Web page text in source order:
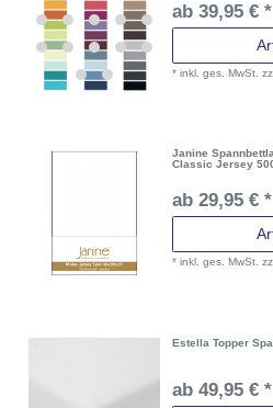
ab 39,95 € *
*inkl. ges. MwSt.
Janine
Classic Jersey
ab 29,95 € *
*inkl. ges. MwSt.
Estella Topper
ab 49,95 € *